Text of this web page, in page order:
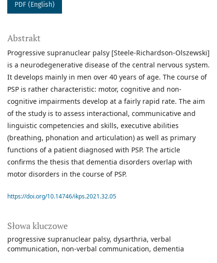
PDF (English)
Słowa kluczowe
progressive supranuclear palsy dysarthria verbal
communication non-verbal communication dementia
Abstrakt
Progressive supranuclear palsy [Steele-Richardson-Olszewski]
is a neurodegenerative disease of the central nervous system.
It develops mainly in men over 40 years of age. The course of
PSP is rather characteristic: motor, cognitive and non-
cognitive impairments develop at a fairly rapid rate. The aim
of the study is to assess interactional, communicative and
linguistic competencies and skills, executive abilities
(breathing, phonation and articulation) as well as primary
functions of a patient diagnosed with PSP. The article
confirms the thesis that dementia disorders overlap with
motor disorders in the course of PSP.
https://doi.org/10.14746/ikps.2021.32.05